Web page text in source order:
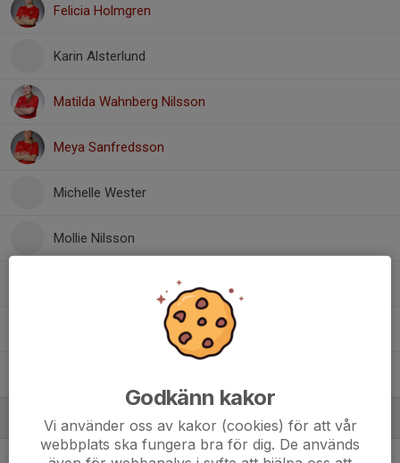
Felicia Holmgren
Karin Alsterlund
Matilda Wahnberg Nilsson
Meya Sanfredsson
Michelle Wester
Mollie Nilsson
Ledare
Godkänn kakor
Vi använder oss av kakor (cookies) för att vår
webbplats ska fungera bra för dig. De används